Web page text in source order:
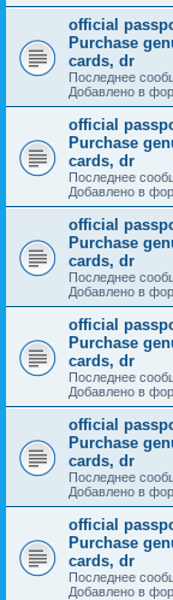
official
Purchase
cards, dr
Последнее
Добавлено в
official
Purchase
cards, dr
Последнее
Добавлено в
official
Purchase
cards, dr
Последнее
Добавлено в
official
Purchase
cards, dr
Последнее
Добавлено в
official
Purchase
cards, dr
Последнее
Добавлено в
official
Purchase
cards, dr
Последнее
Добавлено в